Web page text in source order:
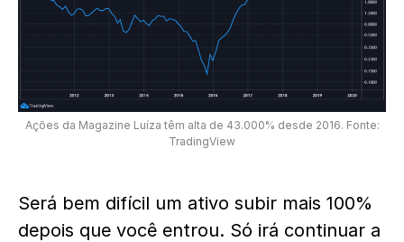
Ações da Magazine Luíza têm alta de 43.000% desde 2016. Fonte:
TradingView
Será bem difícil um ativo subir mais 100%
depois que você entrou. Só irá continuar a